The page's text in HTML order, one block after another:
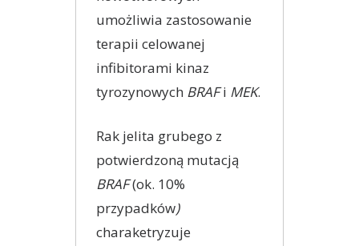
umożliwia zastosowanie
terapii celowanej
infibitorami kinaz
tyrozynowych BRAFi MEK.
Rak jelita grubego z
potwierdzoną mutacją
BRAF(ok. 10%
przypadków)
charaketryzuje